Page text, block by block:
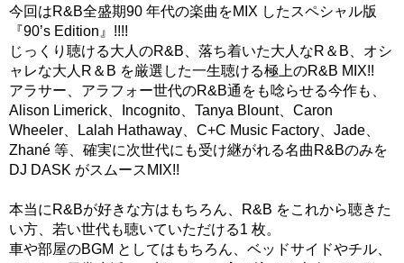
今回はR&B全盛期90 年代の楽曲をMIX したスペシャル版
『90’s Edition』!!!!
じっくり聴ける大人のR&B、落ち着いた大人なR＆B、オシ
ャレな大人R＆B を厳選した一生聴ける極上のR&B MIX!!
アラサー、アラフォー世代のR&B通をも唸らせる今作も、
Alison Limerick、Incognito、Tanya Blount、Caron
Wheeler、Lalah Hathaway、C+C Music Factory、Jade、
Zhané 等、確実に次世代にも受け継がれる名曲R&Bのみを
DJ DASK がスムースMIX!!
本当にR&Bが好きな方はもちろん、R&B をこれから聴きた
い方、若い世代も聴いていただける1 枚。
車や部屋のBGM としてはもちろん、ベッドサイドやチル、